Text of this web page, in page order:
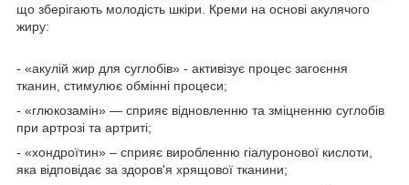
що зберігають молодість шкіри. Креми на основі акулячого
жиру:
- «акулій жир для суглобів» - активізує процес загоєння
тканин, стимулює обмінні процеси;
- «глюкозамін» ― сприяє відновленню та зміцненню суглобів
при артрозі та артриті;
- «хондроїтин» – сприяє виробленню гіалуронової кислоти,
яка відповідає за здоров'я хрящової тканини;